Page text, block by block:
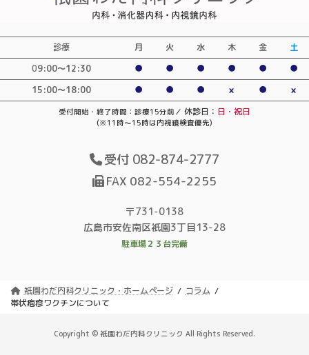
診療 月 火 水 木 金
土
09:00〜12:30 ● ● ● ● ●
●
15:00～18:00
● ● ● × ● ×
受付開始・終了時間：診療15分前／ 休診日： 日・祝日
(※11時～15時は内視鏡検査優先)
受付 082-874-2777
FAX 082-554-2255
〒731-0138
広島市安佐南区祇園3丁目13-28
駐車場２３台完備
祇園わだ内科クリニック・ホームページ
コラム
帯状疱疹ワクチンについて
Copyright © 祇園わだ内科クリニック All Rights Reserved.